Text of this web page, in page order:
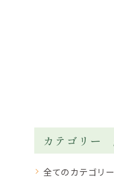
カテゴリー
全てのカテゴリー